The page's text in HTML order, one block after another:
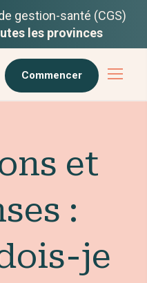
gestion-santé (CGS)
les provinces
Commencer
et
:
je